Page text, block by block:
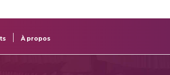
À propos